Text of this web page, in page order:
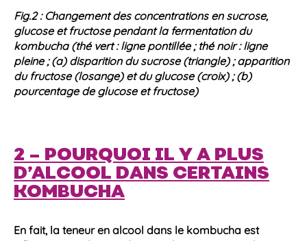
Fig.2 : Changement des concentrations en sucrose,
glucose et fructose pendant la fermentation du
kombucha (thé vert : ligne pontillée ; thé noir : ligne
pleine ; (a) disparition du sucrose (triangle) ; apparition
du fructose (losange) et du glucose (croix) ; (b)
pourcentage de glucose et fructose)
2 – POURQUOI IL Y A PLUS
D’ALCOOL DANS CERTAINS
KOMBUCHA
En fait, la teneur en alcool dans le kombucha est